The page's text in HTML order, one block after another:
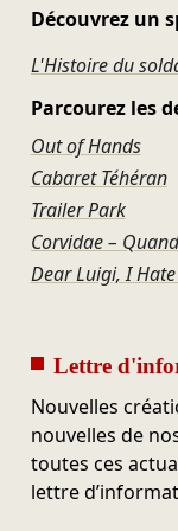
Découvrez un
L'Histoire du
Parcourez les
Out of Hands
Cabaret Téhéran
Trailer Park
Corvidae –
Dear Luigi, I Hate
Lettre
Nouvelles
nouvelles de
toutes ces
lettre